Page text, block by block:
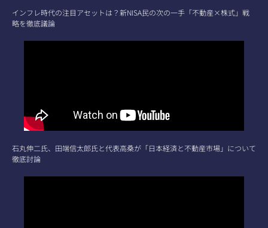
インフレ時代の注目アセットは？新NISA民の次の一手「不動産×株式」戦
略を徹底議論
石丸伸二氏、田端信太郎氏と代表高桑が「日本経済と不動産市場」について
徹底討論